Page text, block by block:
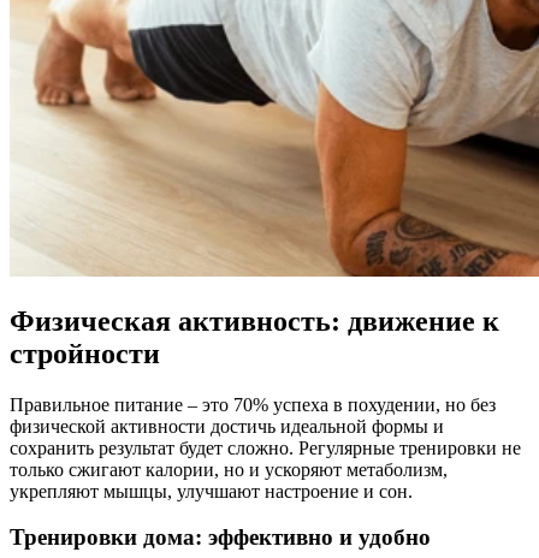
Физическая активность: движение к
стройности
Правильное питание – это 70% успеха в похудении, но без
физической активности достичь идеальной формы и
сохранить результат будет сложно. Регулярные тренировки не
только сжигают калории, но и ускоряют метаболизм,
укрепляют мышцы, улучшают настроение и сон.
Тренировки дома: эффективно и удобно